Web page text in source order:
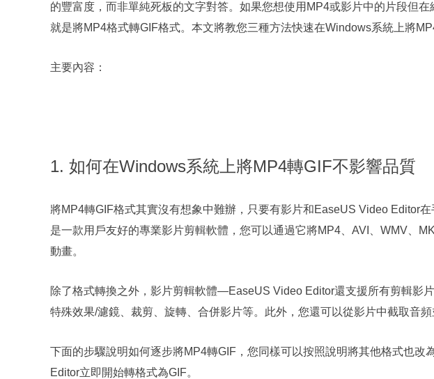
的豐富度，而非單純死板的文字對答。如果您想使用MP4或影片中的片段但
就是將MP4格式轉GIF格式。本文將教您三種方法快速在Windows系統上將
主要內容：
1. 如何在Windows系統上將MP4轉GIF不影響品質
將MP4轉GIF格式其實沒有想象中難辦，只要有影片和EaseUS Video Editor在
是一款用戶友好的專業影片剪輯軟體，您可以通過它將MP4、AVI、WMV、
動畫。
除了格式轉換之外，影片剪輯軟體—EaseUS Video Editor還支援所有剪輯影
特殊效果/濾鏡、裁剪、旋轉、合併影片等。此外，您還可以從影片中截取音頻
下面的步驟說明如何逐步將MP4轉GIF，您同樣可以按照說明將其他格式也改
Editor立即開始轉格式為GIF。